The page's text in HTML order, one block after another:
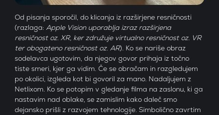
Od pisanja sporočil, do klicanja iz razširjene resničnosti
(razlaga: Apple Vision uporablja izraz razširjena
resničnost oz. XR, ker združuje virtualno resničnost oz. VR
ter obogateno resničnost oz. AR). Ko se nariše obraz
sodelavca ugotovim, da njegov govor prihaja iz točno
tiste smeri, kjer ga vidim. Če se obračam in razgledujem
po okolici, izgleda kot bi govoril za mano. Nadaljujem z
Netlixom. Ko se potopim v gledanje filma na zaslonu, ki ga
nastavim nad oblake, se zamislim kako daleč smo
dejansko prišli z razvojem tehnologije. Simbolično zavrtim